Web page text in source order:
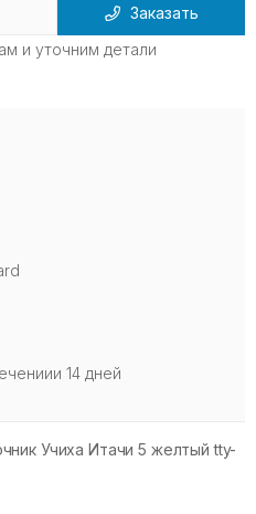
Заказать
и уточним детали
14 дней
Учиха Итачи 5 желтый tty-